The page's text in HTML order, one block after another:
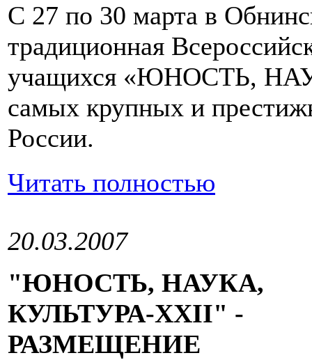
С 27 по 30 марта в
традиционная
учащихся «ЮНОСТЬ,
самых крупных и
России.
Читать полностью
20.03.2007
"ЮНОСТЬ, НАУКА,
КУЛЬТУРА-XXII" -
РАЗМЕЩЕНИЕ